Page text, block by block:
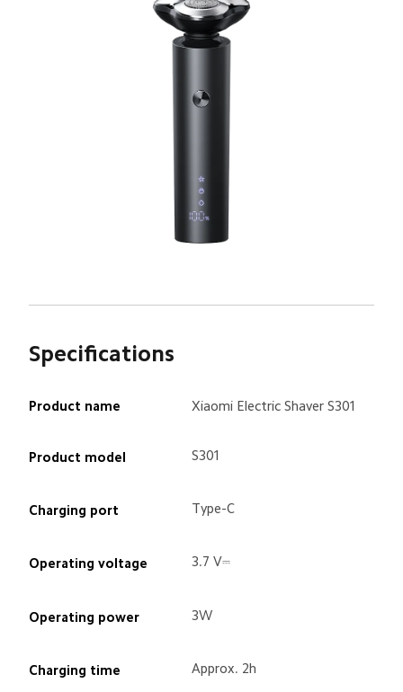
Specifications
Product name Xiaomi Electric Shaver S301
Product model S301
Charging port Type-C
Operating voltage 3.7 V⎓
Operating power 3W
Charging time Approx. 2h